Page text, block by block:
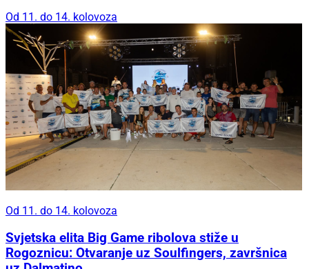
Od 11. do 14. kolovoza
Od 11. do 14. kolovoza
Svjetska elita Big Game ribolova stiže u
Rogoznicu: Otvaranje uz Soulfingers, završnica